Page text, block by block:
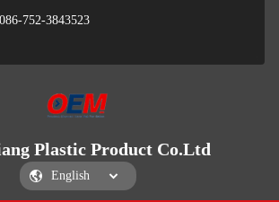
752-3843523
Plastic Product Co.Ltd